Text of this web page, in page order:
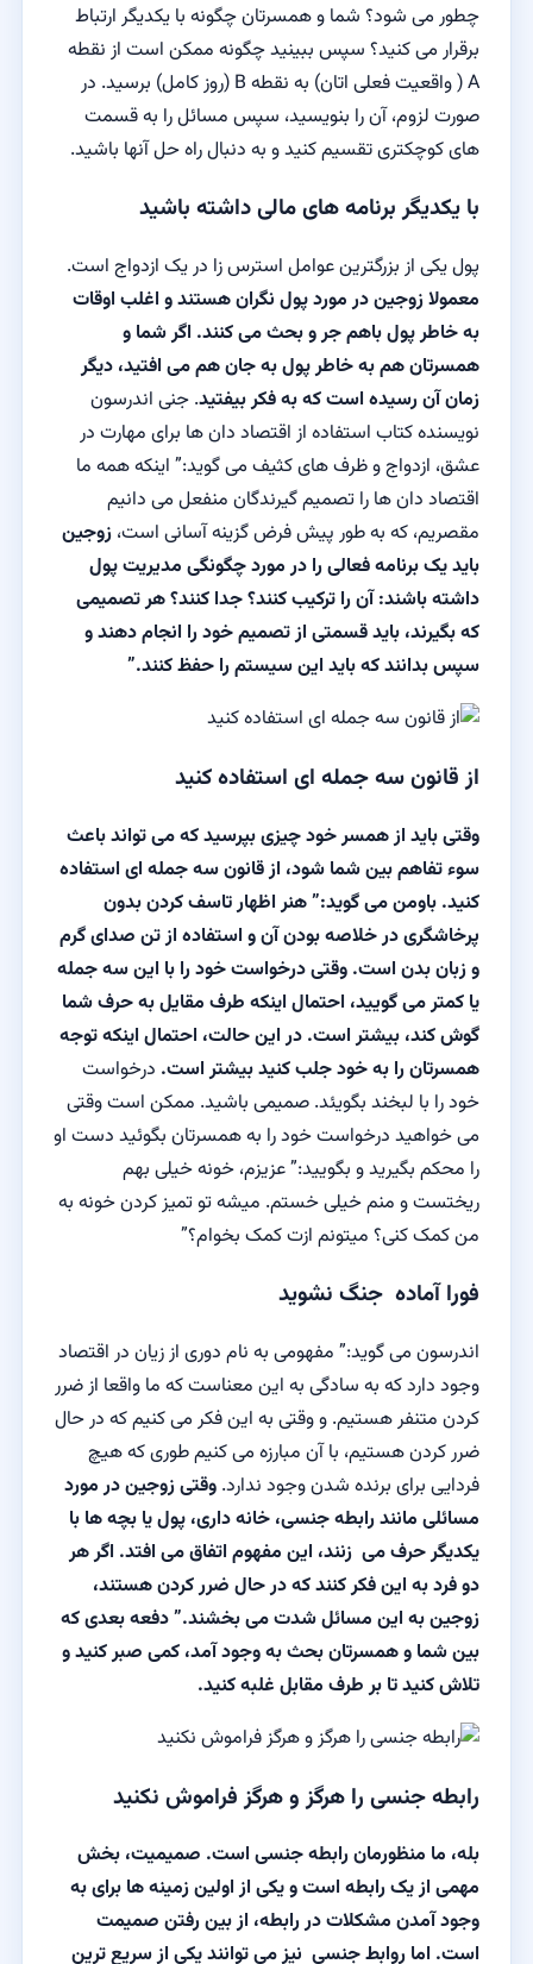
چطور می شود؟ شما و همسرتان چگونه با یکدیگر ارتباط
برقرار می کنید؟ سپس ببینید چگونه ممکن است از نقطه
A ( واقعیت فعلی اتان) به نقطه B (روز کامل) برسید. در
صورت لزوم، آن را بنویسید، سپس مسائل را به قسمت
های کوچکتری تقسیم کنید و به دنبال راه حل آنها باشید.
با یکدیگر برنامه های مالی داشته باشید
پول یکی از بزرگترین عوامل استرس زا در یک ازدواج است.
معمولا زوجین در مورد پول نگران هستند و اغلب اوقات
به خاطر پول باهم جر و بحث می کنند. اگر شما و
همسرتان هم به خاطر پول به جان هم می افتید، دیگر
زمان آن رسیده است که به فکر بیفتید. جنی اندرسون
نویسنده کتاب استفاده از اقتصاد دان ها برای مهارت در
عشق، ازدواج و ظرف های کثیف می گوید:” اینکه همه ما
اقتصاد دان ها را تصمیم گیرندگان منفعل می دانیم
مقصریم، که به طور پیش فرض گزینه آسانی است، زوجین
باید یک برنامه فعالی را در مورد چگونگی مدیریت پول
داشته باشند: آن را ترکیب کنند؟ جدا کنند؟ هر تصمیمی
که بگیرند، باید قسمتی از تصمیم خود را انجام دهند و
سپس بدانند که باید این سیستم را حفظ کنند.”
از قانون سه جمله ای استفاده کنید
وقتی باید از همسر خود چیزی بپرسید که می تواند باعث
سوء تفاهم بین شما شود، از قانون سه جمله ای استفاده
کنید. باومن می گوید:” هنر اظهار تاسف کردن بدون
پرخاشگری در خلاصه بودن آن و استفاده از تن صدای گرم
و زبان بدن است. وقتی درخواست خود را با این سه جمله
یا کمتر می گویید، احتمال اینکه طرف مقایل به حرف شما
گوش کند، بیشتر است. در این حالت، احتمال اینکه توجه
همسرتان را به خود جلب کنید بیشتر است. درخواست
خود را با لبخند بگویئد. صمیمی باشید. ممکن است وقتی
می خواهید درخواست خود را به همسرتان بگوئید دست او
را محکم بگیرید و بگویید:” عزیزم، خونه خیلی بهم
ریختست و منم خیلی خستم. میشه تو تمیز کردن خونه به
من کمک کنی؟ میتونم ازت کمک بخوام؟”
فورا آماده جنگ نشوید
اندرسون می گوید:” مفهومی به نام دوری از زیان در اقتصاد
وجود دارد که به سادگی به این معناست که ما واقعا از ضرر
کردن متنفر هستیم. و وقتی به این فکر می کنیم که در حال
ضرر کردن هستیم، با آن مبارزه می کنیم طوری که هیچ
فردایی برای برنده شدن وجود ندارد. وقتی زوجین در مورد
مسائلی مانند رابطه جنسی، خانه داری، پول یا بچه ها با
یکدیگر حرف می زنند، این مفهوم اتفاق می افتد. اگر هر
دو فرد به این فکر کنند که در حال ضرر کردن هستند،
زوجین به این مسائل شدت می بخشند.” دفعه بعدی که
بین شما و همسرتان بحث به وجود آمد، کمی صبر کنید و
تلاش کنید تا بر طرف مقابل غلبه کنید.
رابطه جنسی را هرگز و هرگز فراموش نکنید
بله، ما منظورمان رابطه جنسی است. صمیمیت، بخش
مهمی از یک رابطه است و یکی از اولین زمینه ها برای به
وجود آمدن مشکلات در رابطه، از بین رفتن صمیمت
است. اما روابط جنسی نیز می توانند یکی از سریع ترین